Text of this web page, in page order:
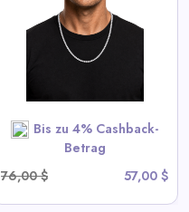
Bis zu 4% Cashback-
Betrag
76,00 $
57,00 $